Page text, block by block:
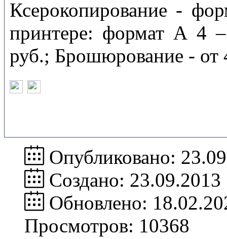
Ксерокопирование -
принтере: формат А 4
руб.; Брошюрование - от
Опубликовано:
Создано: 23.09.2013
Обновлено:
Просмотров: 10368